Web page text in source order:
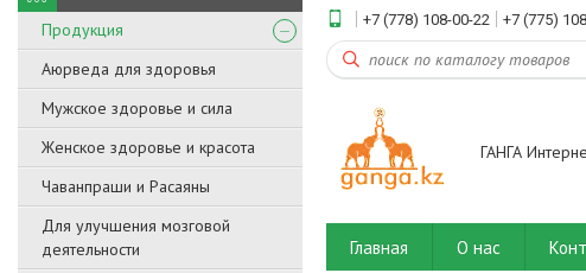
Продукция
Аюрведа для здоровья
Мужское здоровье и сила
Женское здоровье и красота
Чаванпраши и Расаяны
Для улучшения мозговой
деятельности
+7 (778) 108-00-22 +7 (775)
ГАНГА
Главная О нас